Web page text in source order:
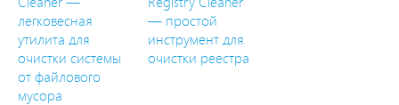
легковесная
утилита для
очистки системы
от файлового
мусора
— простой
инструмент для
очистки реестра